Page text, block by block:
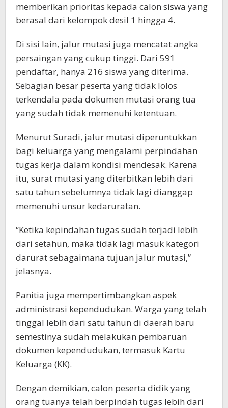
memberikan prioritas kepada calon siswa yang
berasal dari kelompok desil 1 hingga 4.
Di sisi lain, jalur mutasi juga mencatat angka
persaingan yang cukup tinggi. Dari 591
pendaftar, hanya 216 siswa yang diterima.
Sebagian besar peserta yang tidak lolos
terkendala pada dokumen mutasi orang tua
yang sudah tidak memenuhi ketentuan.
Menurut Suradi, jalur mutasi diperuntukkan
bagi keluarga yang mengalami perpindahan
tugas kerja dalam kondisi mendesak. Karena
itu, surat mutasi yang diterbitkan lebih dari
satu tahun sebelumnya tidak lagi dianggap
memenuhi unsur kedaruratan.
“Ketika kepindahan tugas sudah terjadi lebih
dari setahun, maka tidak lagi masuk kategori
darurat sebagaimana tujuan jalur mutasi,”
jelasnya.
Panitia juga mempertimbangkan aspek
administrasi kependudukan. Warga yang telah
tinggal lebih dari satu tahun di daerah baru
semestinya sudah melakukan pembaruan
dokumen kependudukan, termasuk Kartu
Keluarga (KK).
Dengan demikian, calon peserta didik yang
orang tuanya telah berpindah tugas lebih dari